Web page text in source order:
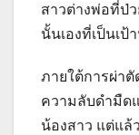
สาวต่างพ่อที่ป่
นั้นเองที่เป็นเป้
ภายใต้การผ่า
ความลับดำมืด
น้องสาว แต่แล้